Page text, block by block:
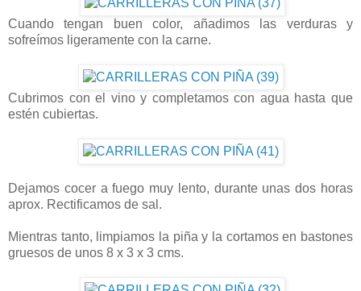
Cuando tengan buen color, añadimos las verduras y
sofreímos ligeramente con la carne.
Cubrimos con el vino y completamos con agua hasta que
estén cubiertas.
Dejamos cocer a fuego muy lento, durante unas dos horas
aprox. Rectificamos de sal.
Mientras tanto, limpiamos la piña y la cortamos en bastones
gruesos de unos 8 x 3 x 3 cms.